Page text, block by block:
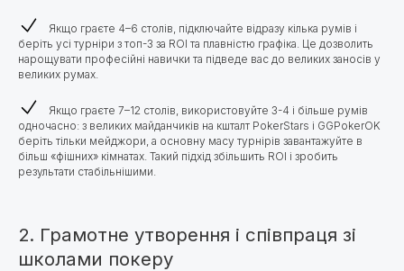
Якщо граєте 4–6 столів, підключайте відразу кілька румів і
беріть усі турніри з топ-3 за ROI та плавністю графіка. Це дозволить
нарощувати професійні навички та підведе вас до великих заносів у
великих румах.
Якщо граєте 7–12 столів, використовуйте 3-4 і більше румів
одночасно: з великих майданчиків на кшталт PokerStars і GGPokerOK
беріть тільки мейджори, а основну масу турнірів завантажуйте в
більш «фішних» кімнатах. Такий підхід збільшить ROI і зробить
результати стабільнішими.
2. Грамотне утворення і співпраця зі
школами покеру